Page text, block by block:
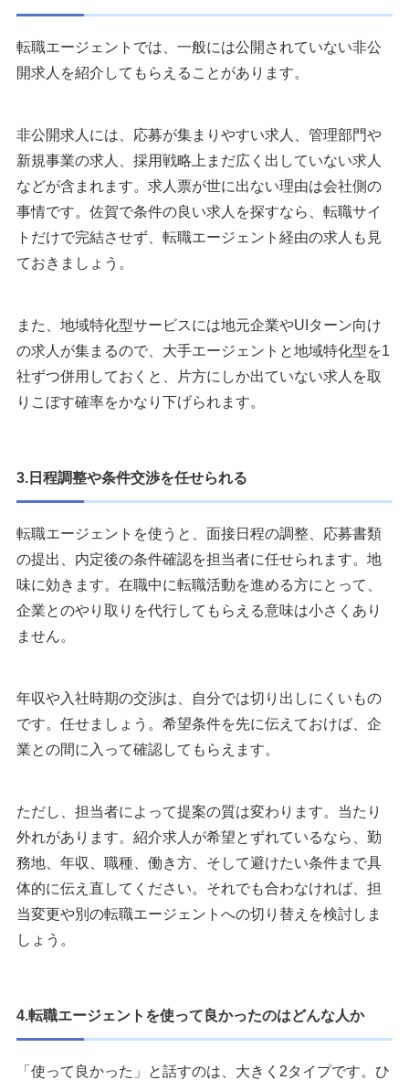
転職エージェントでは、一般には公開されていない非公
開求人を紹介してもらえることがあります。
非公開求人には、応募が集まりやすい求人、管理部門や
新規事業の求人、採用戦略上まだ広く出していない求人
などが含まれます。求人票が世に出ない理由は会社側の
事情です。佐賀で条件の良い求人を探すなら、転職サイ
トだけで完結させず、転職エージェント経由の求人も見
ておきましょう。
また、地域特化型サービスには地元企業やUIターン向け
の求人が集まるので、大手エージェントと地域特化型を1
社ずつ併用しておくと、片方にしか出ていない求人を取
りこぼす確率をかなり下げられます。
3.日程調整や条件交渉を任せられる
転職エージェントを使うと、面接日程の調整、応募書類
の提出、内定後の条件確認を担当者に任せられます。地
味に効きます。在職中に転職活動を進める方にとって、
企業とのやり取りを代行してもらえる意味は小さくあり
ません。
年収や入社時期の交渉は、自分では切り出しにくいもの
です。任せましょう。希望条件を先に伝えておけば、企
業との間に入って確認してもらえます。
ただし、担当者によって提案の質は変わります。当たり
外れがあります。紹介求人が希望とずれているなら、勤
務地、年収、職種、働き方、そして避けたい条件まで具
体的に伝え直してください。それでも合わなければ、担
当変更や別の転職エージェントへの切り替えを検討しま
しょう。
4.転職エージェントを使って良かったのはどんな人か
「使って良かった」と話すのは、大きく2タイプです。ひ